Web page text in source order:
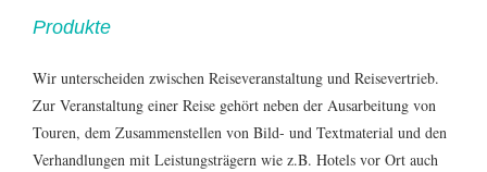
Produkte
Wir unterscheiden zwischen Reiseveranstaltung und Reisevertrieb.
Zur Veranstaltung einer Reise gehört neben der Ausarbeitung von
Touren, dem Zusammenstellen von Bild- und Textmaterial und den
Verhandlungen mit Leistungsträgern wie z.B. Hotels vor Ort auch